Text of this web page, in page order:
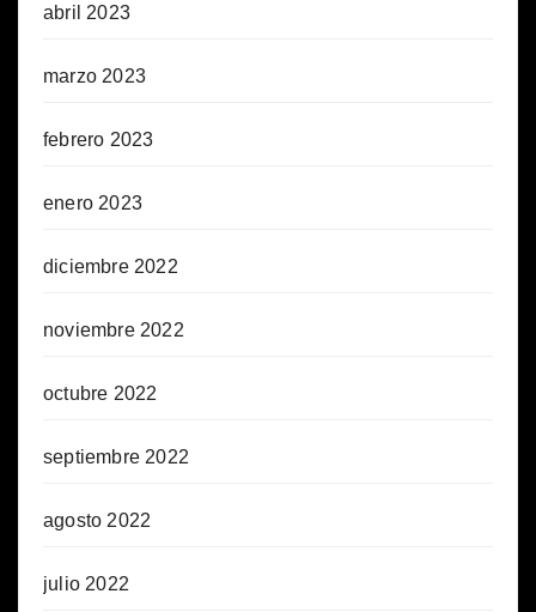
abril 2023
marzo 2023
febrero 2023
enero 2023
diciembre 2022
noviembre 2022
octubre 2022
septiembre 2022
agosto 2022
julio 2022